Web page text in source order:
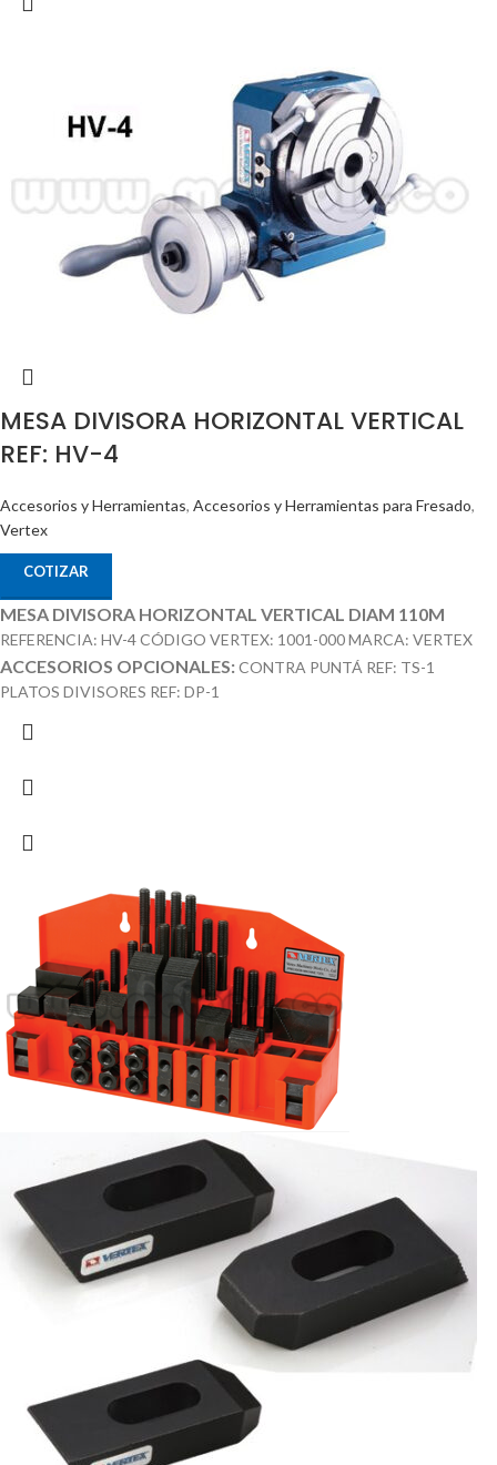
MESA DIVISORA HORIZONTAL VERTICAL
REF: HV-4
Accesorios y Herramientas, Accesorios y Herramientas para Fresado,
Vertex
COTIZAR
MESA DIVISORA HORIZONTAL VERTICAL DIAM 110M
REFERENCIA: HV-4 CÓDIGO VERTEX: 1001-000 MARCA: VERTEX
ACCESORIOS OPCIONALES:CONTRA PUNTÁ REF: TS-1
PLATOS DIVISORES REF: DP-1